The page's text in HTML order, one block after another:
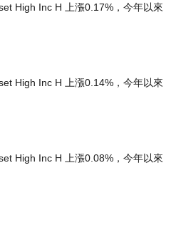
High Inc H 上漲0.17%，今年以來
High Inc H 上漲0.14%，今年以來
High Inc H 上漲0.08%，今年以來